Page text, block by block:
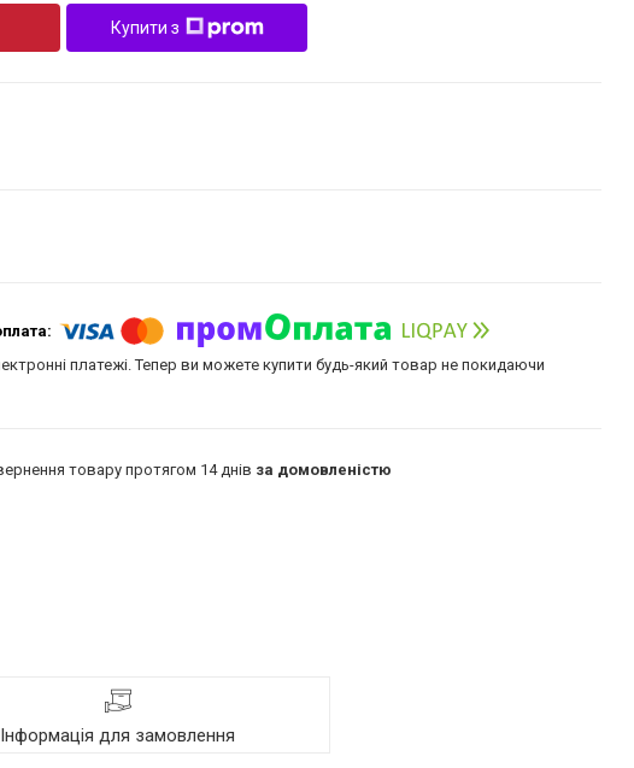
Купити з
платежі. Тепер ви можете купити будь-який товар не покидаючи
товару протягом 14 днів за домовленістю
Інформація для замовлення